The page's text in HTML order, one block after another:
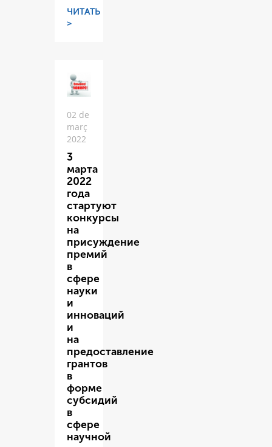
ЧИТАТЬ
>
02 de
març
2022
3
марта
2022
года
стартуют
конкурсы
на
присуждение
премий
в
сфере
науки
и
инноваций
и
на
предоставление
грантов
в
форме
субсидий
в
сфере
научной